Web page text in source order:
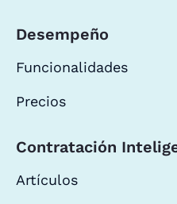
Desempeño
Funcionalidades
Precios
Contratación
Artículos